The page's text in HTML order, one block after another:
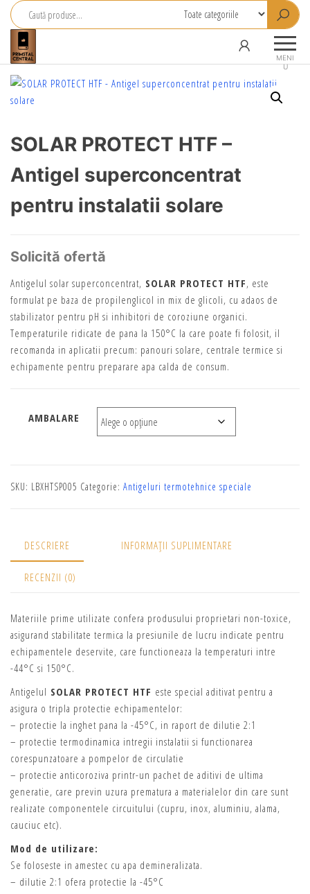
Central
SRL
MENI
U
SOLAR PROTECT HTF –
Antigel superconcentrat
pentru instalatii solare
Solicită ofertă
Antigelul solar superconcentrat, SOLAR PROTECT HTF, este
formulat pe baza de propilenglicol in mix de glicoli, cu adaos de
stabilizator pentru pH si inhibitori de coroziune organici.
Temperaturile ridicate de pana la 150°C la care poate fi folosit, il
recomanda in aplicatii precum: panouri solare, centrale termice si
echipamente pentru preparare apa calda de consum.
AMBALARE
SKU: LBXHTSP005 Categorie: Antigeluri termotehnice speciale
DESCRIERE INFORMAȚII SUPLIMENTARE
RECENZII (0)
Materiile prime utilizate confera produsului proprietari non-toxice,
asigurand stabilitate termica la presiunile de lucru indicate pentru
echipamentele deservite, care functioneaza la temperaturi intre
-44°C si 150°C.
Antigelul SOLAR PROTECT HTF este special aditivat pentru a
asigura o tripla protectie echipamentelor:
– protectie la inghet pana la -45°C, in raport de dilutie 2:1
– protectie termodinamica intregii instalatii si functionarea
corespunzatoare a pompelor de circulatie
– protectie anticoroziva printr-un pachet de aditivi de ultima
generatie, care previn uzura prematura a materialelor din care sunt
realizate componentele circuitului (cupru, inox, aluminiu, alama,
cauciuc etc).
Mod de utilizare:
Se foloseste in amestec cu apa demineralizata.
– dilutie 2:1 ofera protectie la -45°C